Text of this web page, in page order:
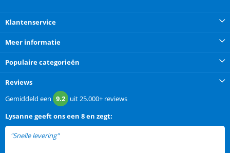
Klantenservice
Meer informatie
Populaire categorieën
Reviews
Gemiddeld een 9.2 uit25.000+ reviews
Lysannegeeft ons een 8 en zegt:
"Snelle levering"